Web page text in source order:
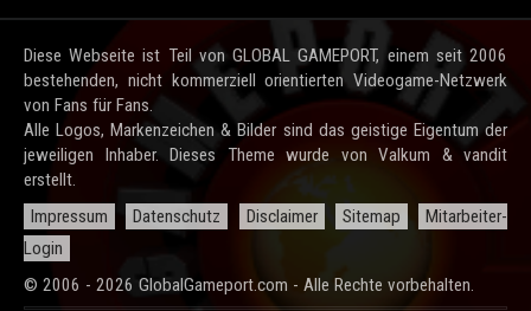
Diese Webseite ist Teil von GLOBAL GAMEPORT, einem seit 2006
bestehenden, nicht kommerziell orientierten Videogame-Netzwerk
von Fans für Fans.
Alle Logos, Markenzeichen & Bilder sind das geistige Eigentum der
jeweiligen Inhaber. Dieses Theme wurde von Valkum & vandit
erstellt.
Impressum
Datenschutz Disclaimer Sitemap
Mitarbeiter-
Login
© 2006 - 2026 GlobalGameport.com - Alle Rechte vorbehalten.